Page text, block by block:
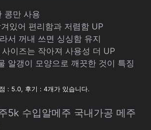
콩만 사용
있어 편리함과 저렴함 UP
서 꺼내 쓰면 싱싱함 유지
이즈는 작아져 사용성 더 UP
알갱이 모양으로 깨끗한 것이 특징
: 5.0, 후기 : 4개가 있습니다.
5k 수입알메주 국내가공 메주